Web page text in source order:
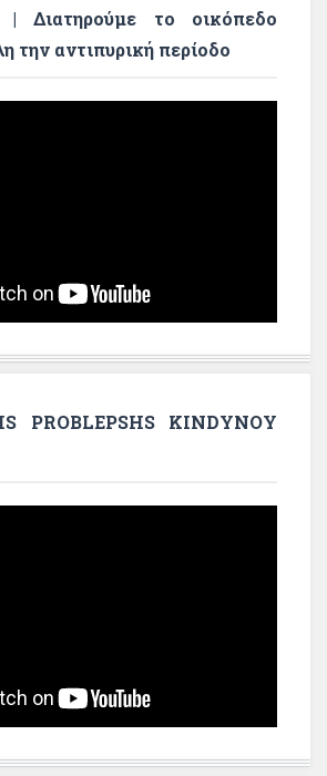
| Διατηρούμε το οικόπεδο
την αντιπυρική περίοδο
PROBLEPSHS KINDYNOY